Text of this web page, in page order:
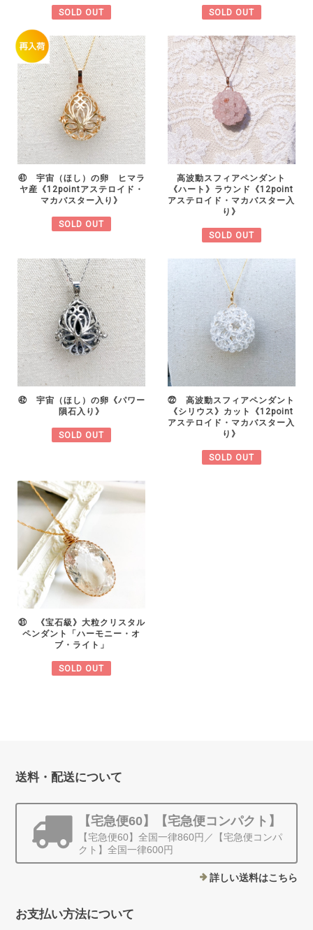
SOLD OUT SOLD OUT
㊶ 宇宙（ほし）の卵 ヒマラ
ヤ産《12pointアステロイド・
マカバスター入り》
SOLD OUT
高波動スフィアペンダント
《ハート》ラウンド《12point
アステロイド・マカバスター入
り》
SOLD OUT
㊷ 宇宙（ほし）の卵《パワー
隕石入り》
SOLD OUT
㉒ 高波動スフィアペンダント
《シリウス》カット《12point
アステロイド・マカバスター入
り》
SOLD OUT
㉛ 《宝石級》大粒クリスタル
ペンダント「ハーモニー・オ
ブ・ライト」
SOLD OUT
送料・配送について
【宅急便60】【宅急便コンパクト】
【宅急便60】全国一律860円／【宅急便コンパ
クト】全国一律600円
詳しい送料はこちら
お支払い方法について